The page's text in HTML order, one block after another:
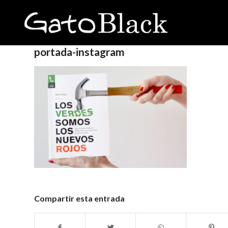
portada-instagram
Compartir esta entrada